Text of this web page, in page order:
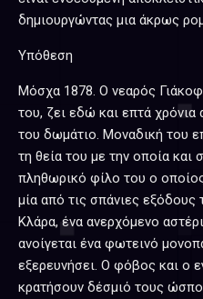
δημιουργώντας μια άκρως
Υπόθεση
Μόσχα 1878. Ο νεαρός
του, ζει εδώ και επτά
του δωμάτιο. Μοναδική του
τη θεία του με την οποία και
πληθωρικό φίλο του ο
μία από τις σπάνιες εξόδους
Κλάρα, ένα ανερχόμενο
ανοίγεται ένα φωτεινό
εξερευνήσει. Ο φόβος και ο
κρατήσουν δέσμιό τους